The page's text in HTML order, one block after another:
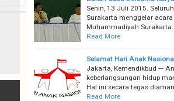
Senin, 13 Juli 2015.
Surakarta menggelar
Muhammadiyah
Read More
Selamat Hari Anak
Jakarta, Kemendikbud ---
keberlangsungan hidup
Hal ini secara tegas
Read More